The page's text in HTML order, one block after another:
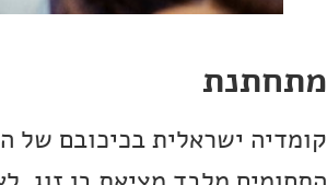
מתחתנת
קומדיה ישראלית בכיכובם של